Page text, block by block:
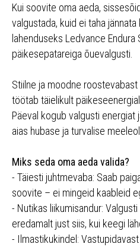
Kui soovite oma aeda,
valgustada, kuid ei taha
lahenduseks Ledvance Endura
päikesepatareiga õuevalgusti.
Stiilne ja moodne
töötab täielikult päikeseenergial.
Päeval kogub valgusti energiat
aias hubase ja turvalise
Miks seda oma aeda valida?
- Täiesti juhtmevaba: Saab
soovite – ei mingeid kaableid
- Nutikas liikumisandur:
eredamalt just siis, kui keegi
- Ilmastikukindel: